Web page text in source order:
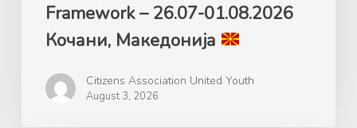
Framework – 26.07-01.08.2026
Кочани, Македонија
Citizens Association United Youth
August 3, 2026